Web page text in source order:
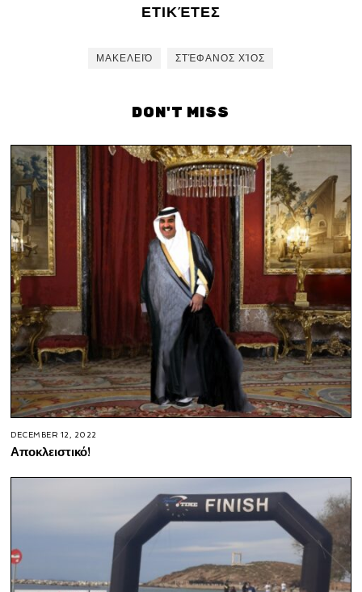
ΕΤΙΚΈΤΕΣ
ΜΑΚΕΛΕΙΌ ΣΤΈΦΑΝΟΣ ΧΊΟΣ
DON'T MISS
DECEMBER 12, 2022
Αποκλειστικό!